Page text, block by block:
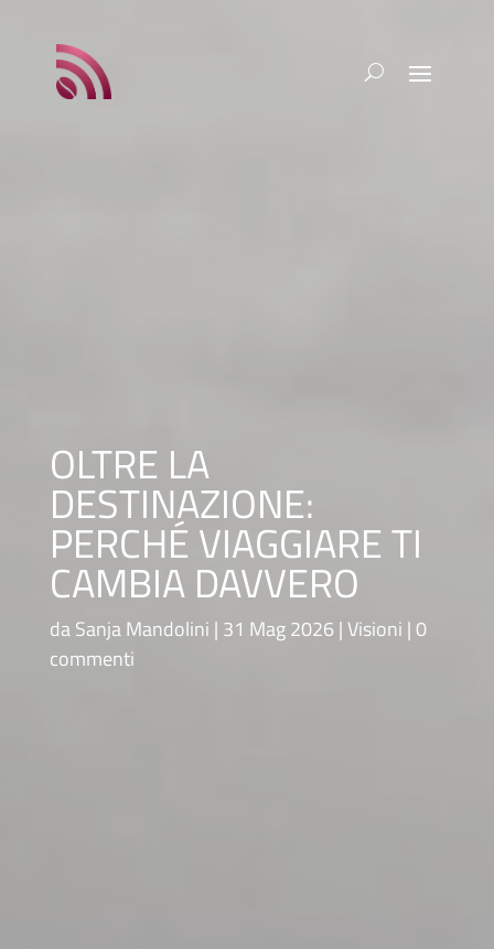
OLTRE LA
DESTINAZIONE:
PERCHÉ VIAGGIARE TI
CAMBIA DAVVERO
daSanja Mandolini 31 Mag 2026 Visioni 0
commenti